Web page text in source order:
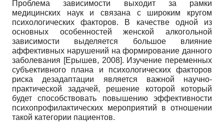
Проблема зависимости выходит за рамки
медицинских наук и связана с широким кругом
психологических факторов. В качестве одной из
основных особенностей женской алкогольной
зависимости выделяется большое влияние
аффективных нарушений на формирование данного
заболевания [Ерышев, 2008]. Изучение переменных
субъективного плана и психологических факторов
риска дезадаптации является важной научно-
практической задачей, решение которой который
будет способствовать повышению эффективности
психопрофилактических мероприятий в отношении
такой категории пациентов.